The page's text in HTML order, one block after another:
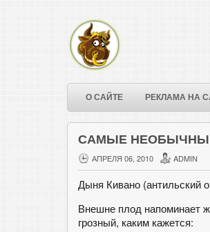
О САЙТЕ РЕКЛАМА НА
САМЫЕ
АПРЕЛЯ 06, 2010 ADMIN
Дыня Кивано (антильский
Внешне плод напоминает
грозный, каким кажется: